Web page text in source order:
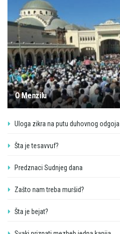
O Menzilu
Uloga zikra na putu duhovnog odgoja
Šta je tesavvuf?
Predznaci Sudnjeg dana
Zašto nam treba muršid?
Šta je bejat?